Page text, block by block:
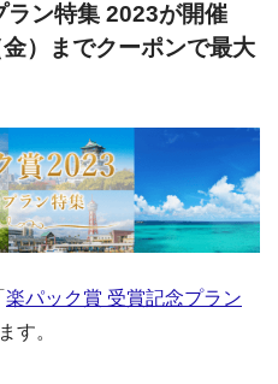
ラン特集 2023が開催
）までクーポンで最大
楽パック賞 受賞記念プラン
す。